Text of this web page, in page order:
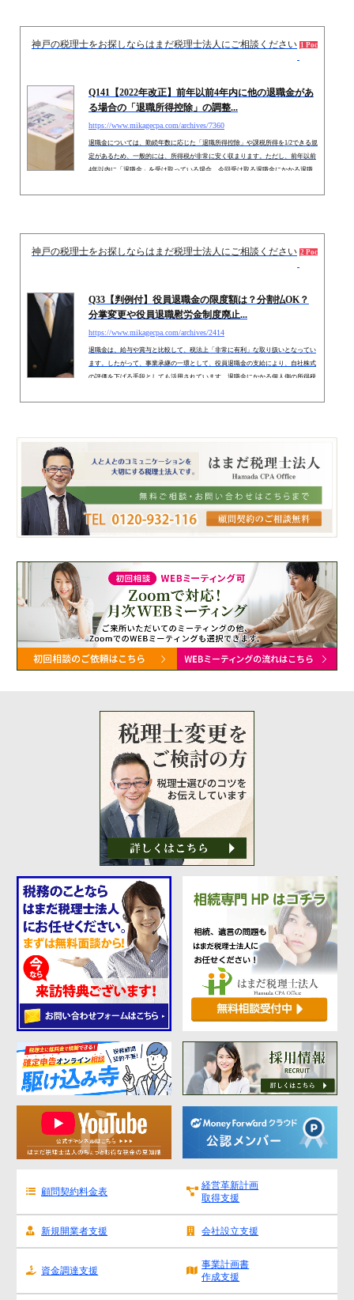
神戸の税理士をお探しならはまだ税理士法人にご相談ください 1 Pocket
Q141【2022年改正】前年以前4年内に他の退職金があ
る場合の「退職所得控除」の調整...
https://www.mikagecpa.com/archives/7360
退職金については、勤続年数に応じた「退職所得控除」や課税所得を1/2できる規
定があるため、一般的には、所得税が非常に安く収まります。ただし、前年以前
4年以内に「退職金」を受け取っている場合、今回受け取る退職金にかかる退職
年金の「老齢給付金」は、前年以前19年間）。退職所得には、勤務先からの「退
神戸の税理士をお探しならはまだ税理士法人にご相談ください 2 Pockets
Q33【判例付】役員退職金の限度額は？分割払OK？
分掌変更や役員退職慰労金制度廃止...
https://www.mikagecpa.com/archives/2414
退職金は、給与や賞与と比較して、税法上「非常に有利」な取り扱いとなってい
ます。したがって、事業承継の一環として、役員退職金の支給により、自社株式
の評価を下げる手段としても活用されています。退職金にかかる個人側の所得税
額損金算入が可能ですが、役員退職金については、「不相当に高額とされる部
顧問契約料金表
経営革新計画
取得支援
新規開業者支援 会社設立支援
資金調達支援
事業計画書
作成支援